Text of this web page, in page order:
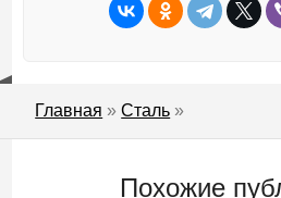
Главная »Сталь »
Похожие